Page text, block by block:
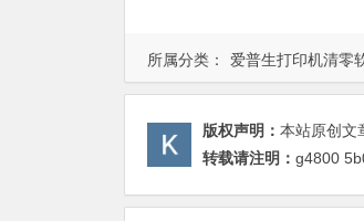
所属分类： 爱普生打印机清零
版权声明： 本站原创文
转载请注明： g4800